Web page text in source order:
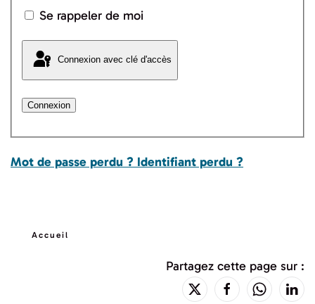
Se rappeler de moi
Connexion avec clé d'accès
Connexion
Mot de passe perdu ? Identifiant perdu ?
Accueil
Partagez cette page sur :